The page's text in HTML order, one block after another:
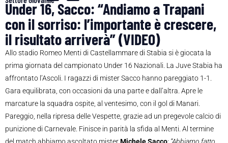
Under 16, Sacco: “Andiamo a Trapani
con il sorriso: l’importante è crescere,
il risultato arriverà” (VIDEO)
Allo stadio Romeo Menti di Castellammare di Stabia si è giocata la
prima giornata del campionato Under 16 Nazionali. La Juve Stabia ha
affrontato l’Ascoli. I ragazzi di mister Sacco hanno pareggiato 1-1.
Gara equilibrata, con occasioni da una parte e dall’altra. Apre le
marcature la squadra ospite, al ventesimo, con il gol di Manari.
Pareggio, nella ripresa delle Vespette, grazie ad un pregevole calcio di
punizione di Carnevale. Finisce in parità la sfida al Menti. Al termine